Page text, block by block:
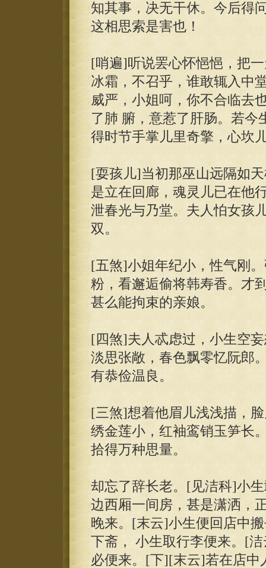
知其事，决无干休。今后得
这相思索是害也！
[哨遍]听说罢心怀悒悒，把
冰霜，不召乎，谁敢辄入中
威严，小姐呵，你不合临去
了肺 腑，意惹了肝肠。若今
得时节手掌儿里奇擎，心坎
[耍孩儿]当初那巫山远隔如
是立在回廊，魂灵儿已在他
泄春光与乃堂。夫人怕女孩
双。
[五煞]小姐年纪小，性气刚
粉，看邂逅偷将韩寿香。才
甚么能拘束的亲娘。
[四煞]夫人忒虑过，小生空
淡思张敞，春色飘零忆阮郎
有恭俭温良。
[三煞]想着他眉儿浅浅描，
绣金莲小，红袖鸾销玉笋长
拾得万种思量。
却忘了辞长老。[见洁科]小
边西厢一间房，甚是潇洒，
晚来。[末云]小生便回店中
下斋， 小生取行李便来。[
必便来。[下][末云]若在店中